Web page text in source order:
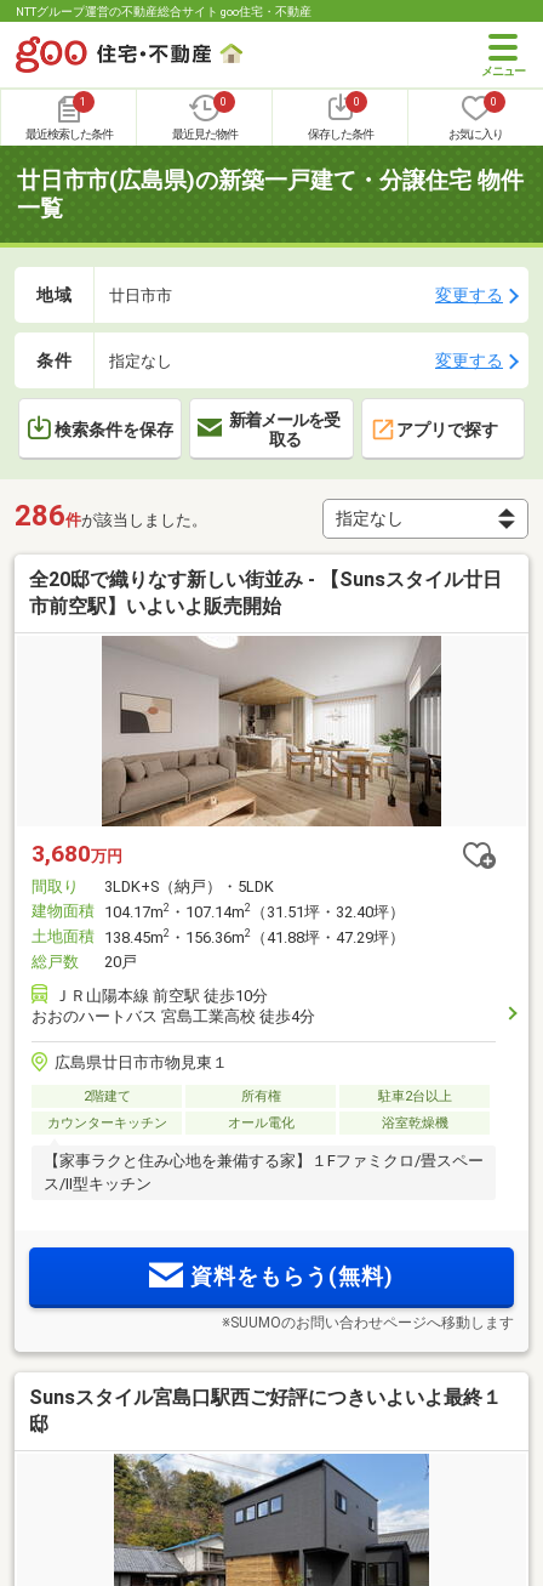
NTTグループ運営の不動産総合サイト goo住宅・不動産
1
最近検索した条件
0
最近見た物件
0
保存した条件
0
お気に入り
廿日市市(広島県)の新築一戸建て・分譲住宅 物件
一覧
地域 廿日市市 変更する
条件 指定なし 変更する
検索条件を保存
新着メールを受
取る
アプリで探す
286件が該当しました。
全20邸で織りなす新しい街並み - 【Sunsスタイル廿日
市前空駅】いよいよ販売開始
3,680万円
間取り
3LDK+S（納戸）・5LDK
建物面積 104.17m2 ・107.14m2
（31.51坪・32.40坪）
土地面積 138.45m2 ・156.36m2
（41.88坪・47.29坪）
総戸数
20戸
ＪＲ山陽本線 前空駅 徒歩10分
おおのハートバス 宮島工業高校 徒歩4分
広島県廿日市市物見東１
2階建て 所有権
駐車2台以上
カウンターキッチン
オール電化 浴室乾燥機
【家事ラクと住み心地を兼備する家】１Fファミクロ/畳スペー
ス/Ⅱ型キッチン
資料をもらう(無料)
※SUUMOのお問い合わせページへ移動します
Sunsスタイル宮島口駅西ご好評につきいよいよ最終１
邸